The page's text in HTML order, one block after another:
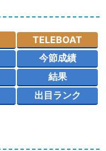
TELEBOAT
今節成績
結果
出目ランク